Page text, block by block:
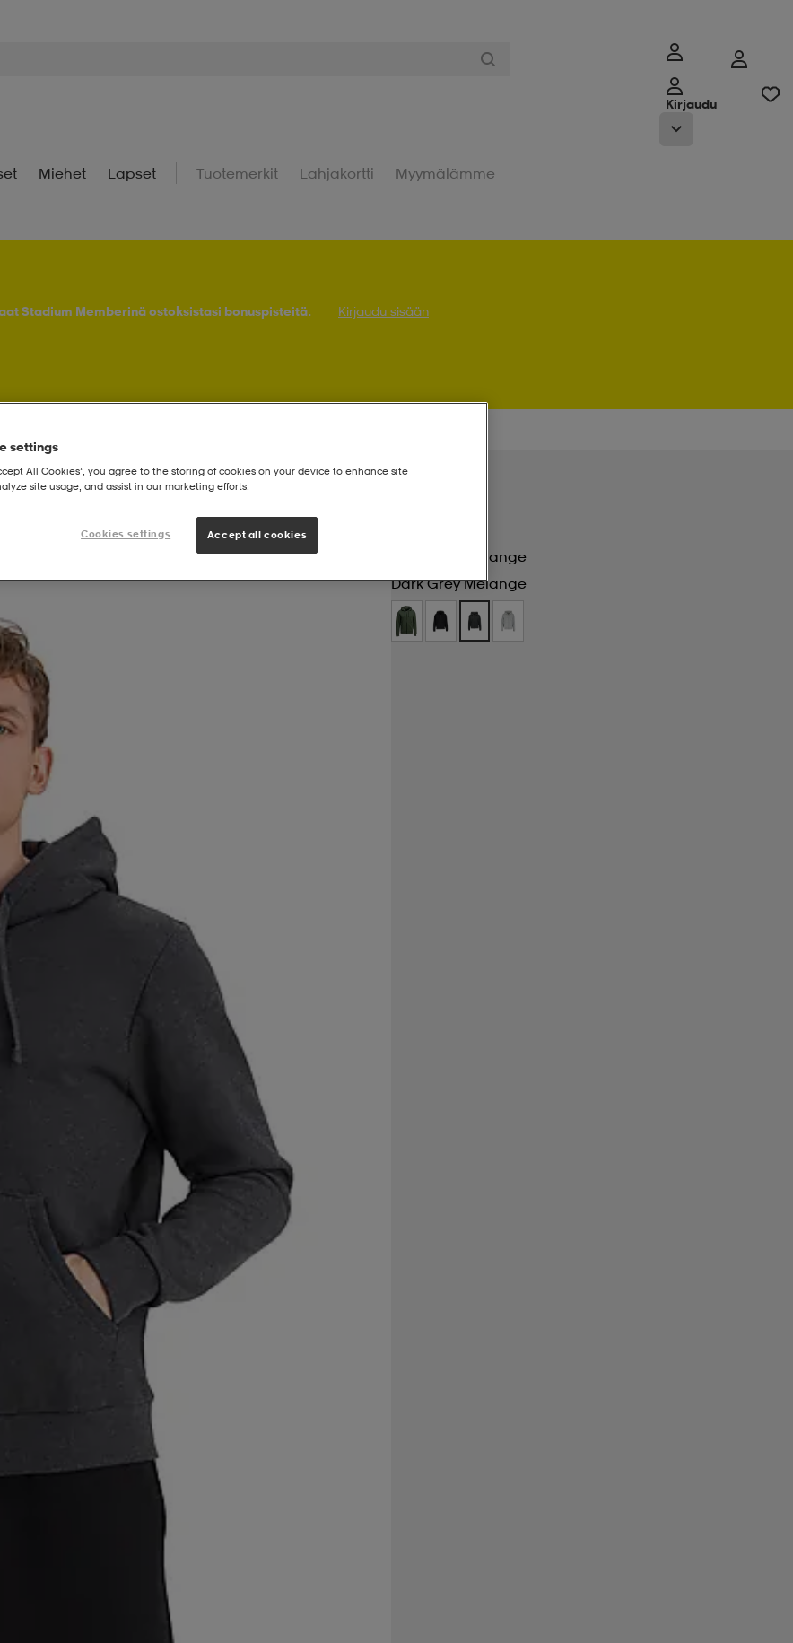
Kirjaudu
Miehet Lapset Tuotemerkit Lahjakortti Myymälämme
Stadium Memberinä ostoksistasi bonuspisteitä. Kirjaudu sisään
M
Dark Grey Melange
Dark Grey Melange
settings
All Cookies”, you agree to the storing of cookies on your device to enhance site
site usage, and assist in our marketing efforts.
Cookies settings Accept all cookies